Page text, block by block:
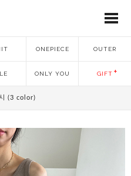
ONEPIECE OUTER
ONLY YOU GIFT
(3 color)